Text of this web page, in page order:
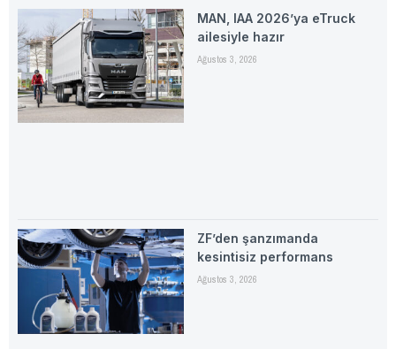
MAN, IAA 2026’ya eTruck
ailesiyle hazır
Ağustos 3, 2026
ZF’den şanzımanda
kesintisiz performans
Ağustos 3, 2026